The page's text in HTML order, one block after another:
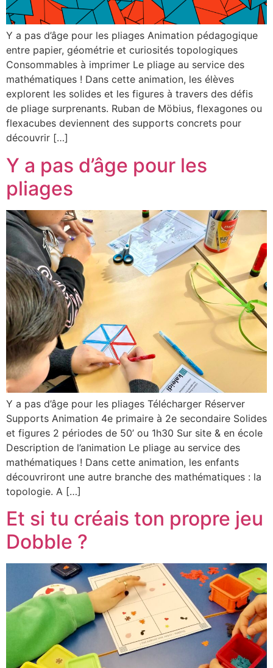
Y a pas d’âge pour les pliages Animation pédagogique
entre papier, géométrie et curiosités topologiques
Consommables à imprimer Le pliage au service des
mathématiques ! Dans cette animation, les élèves
explorent les solides et les figures à travers des défis
de pliage surprenants. Ruban de Möbius, flexagones ou
flexacubes deviennent des supports concrets pour
découvrir […]
Y a pas d’âge pour les
pliages
Y a pas d’âge pour les pliages Télécharger Réserver
Supports Animation 4e primaire à 2e secondaire Solides
et figures 2 périodes de 50’ ou 1h30 Sur site & en école
Description de l’animation​ Le pliage au service des
mathématiques ! Dans cette animation, les enfants
découvriront une autre branche des mathématiques : la
topologie. A […]
Et si tu créais ton propre jeu
Dobble ?